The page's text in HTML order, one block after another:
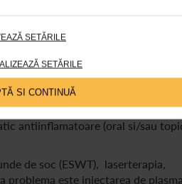
SETĂRILE
SETĂRILE
SI CONTINUĂ
atrofierea musculaturii.
fizice care implica folosirea
vor duce la ameliorarea
antiinflamatoare (oral si/sau
de soc (ESWT), laserterapia,
este injectarea de